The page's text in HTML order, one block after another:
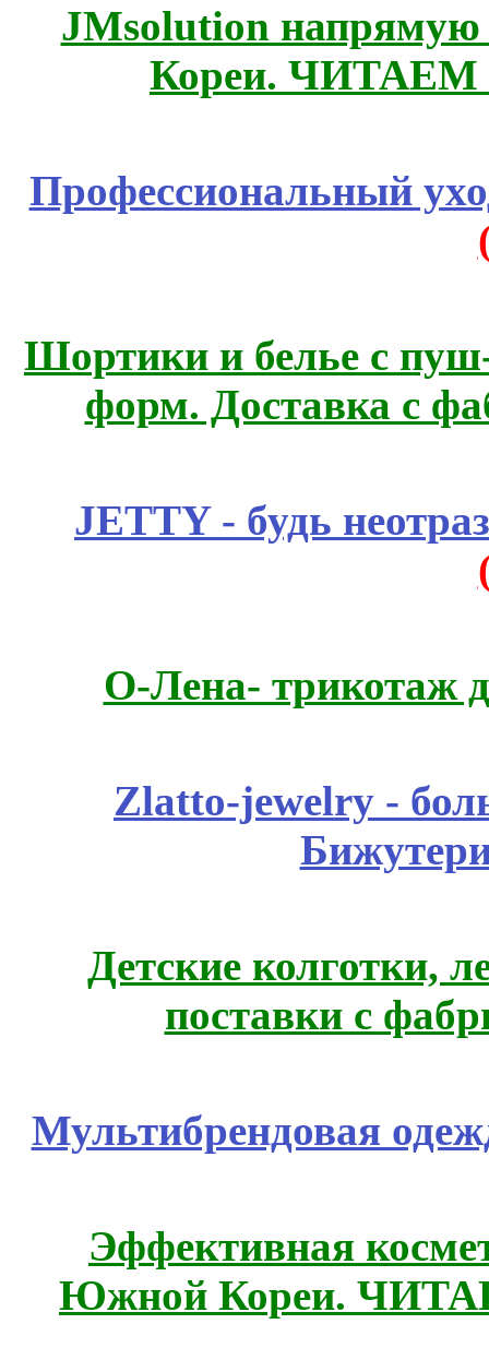
JMsolution
Кореи.
Профессиональный
Шортики и белье с
форм. Доставка с
JETTY - будь
О-Лена- трикотаж
Zlatto-jewelry -
Детские колготки,
поставки с
Мультибрендовая
Эффективная
Южной Кореи.